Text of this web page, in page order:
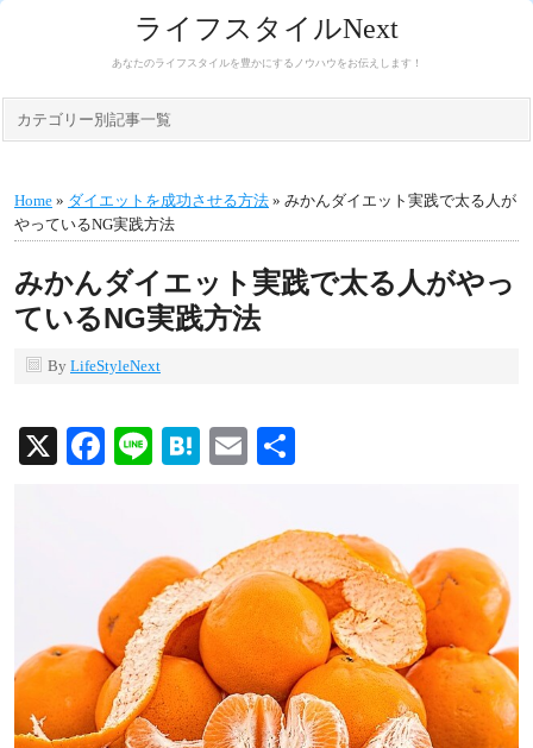
ライフスタイルNext
あなたのライフスタイルを豊かにするノウハウをお伝えします！
カテゴリー別記事一覧
Home » ダイエットを成功させる方法 » みかんダイエット実践で太る人が
やっているNG実践方法
みかんダイエット実践で太る人がやっ
ているNG実践方法
By LifeStyleNext
X Facebook
LineHatenaEmail